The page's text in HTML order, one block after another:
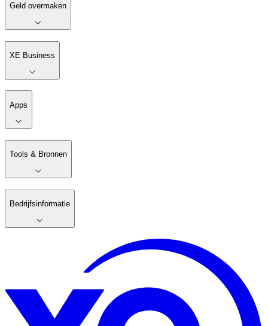
Geld overmaken
XE Business
Apps
Tools & Bronnen
Bedrijfsinformatie